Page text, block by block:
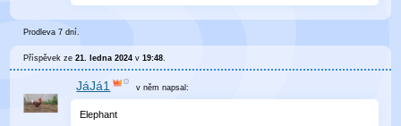
Prodleva 7 dní.
Příspěvek ze21. ledna 2024 v19:48
JáJá1 v něm napsal:
Elephant